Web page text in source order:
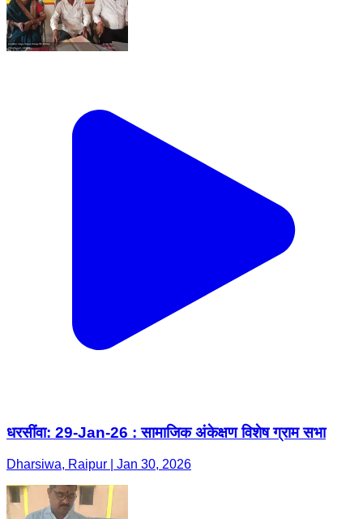
धरसींवा: 29-Jan-26 : सामाजिक अंकेक्षण विशेष ग्राम सभा
Dharsiwa, Raipur | Jan 30, 2026